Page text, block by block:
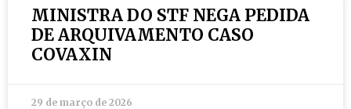
MINISTRA DO STF NEGA PEDIDA
DE ARQUIVAMENTO CASO
COVAXIN
29 de março de 2026